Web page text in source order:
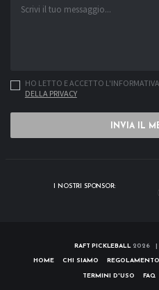
HO LETTO E ACCETTO
DELLA PRIVACY
INVIA IL
I NOSTRI SPONSOR:
RAFT PICKLEBALL2026 |
HOME CHI SIAMO REGOLAMENTO
TERMINI D'USO FAQ